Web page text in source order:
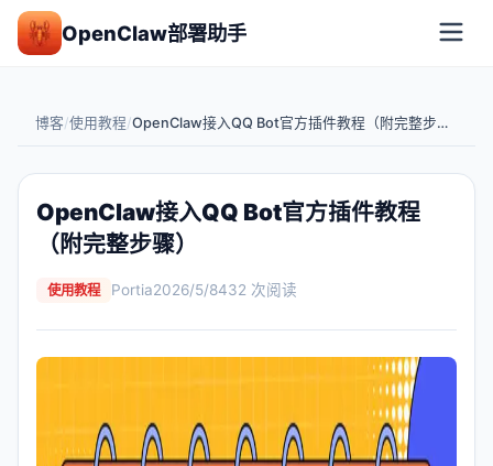
OpenClaw部署助手
博客/使用教程/ OpenClaw接入QQ Bot官方插件教程（附完整步骤）
OpenClaw接入QQ Bot官方插件教程
（附完整步骤）
使用教程 Portia2026/5/8432 次阅读